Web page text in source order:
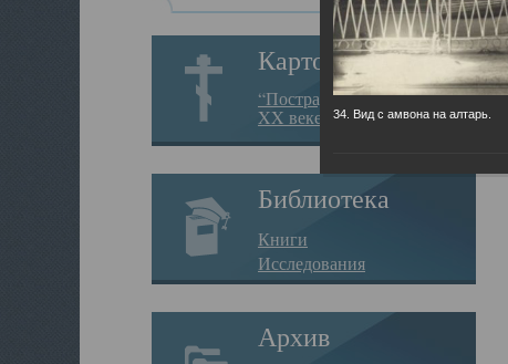
Картотека
“Пострадавшие за веру в
XX веке на Севере”
Библиотека
Книги
Исследования
Архив
34. Вид с амвона на алтарь.